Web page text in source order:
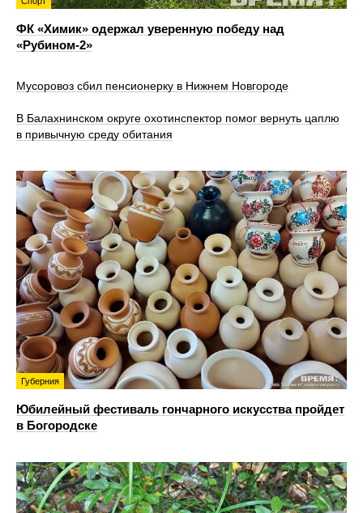
ФК «Химик» одержал уверенную победу над
«Рубином‑2»
Мусоровоз сбил пенсионерку в Нижнем Новгороде
В Балахнинском округе охотинспектор помог вернуть цаплю
в привычную среду обитания
Губерния
Юбилейный фестиваль гончарного искусства пройдет
в Богородске